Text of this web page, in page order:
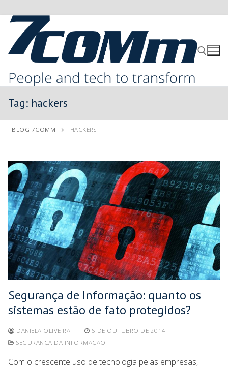
Tag: hackers
BLOG 7COMM HACKERS
Segurança de Informação: quanto os
sistemas estão de fato protegidos?
DANIELA OLIVEIRA | 6 DE OUTUBRO DE 2014
|
SEGURANÇA DA INFORMAÇÃO
Com o crescente uso de tecnologia pelas empresas,